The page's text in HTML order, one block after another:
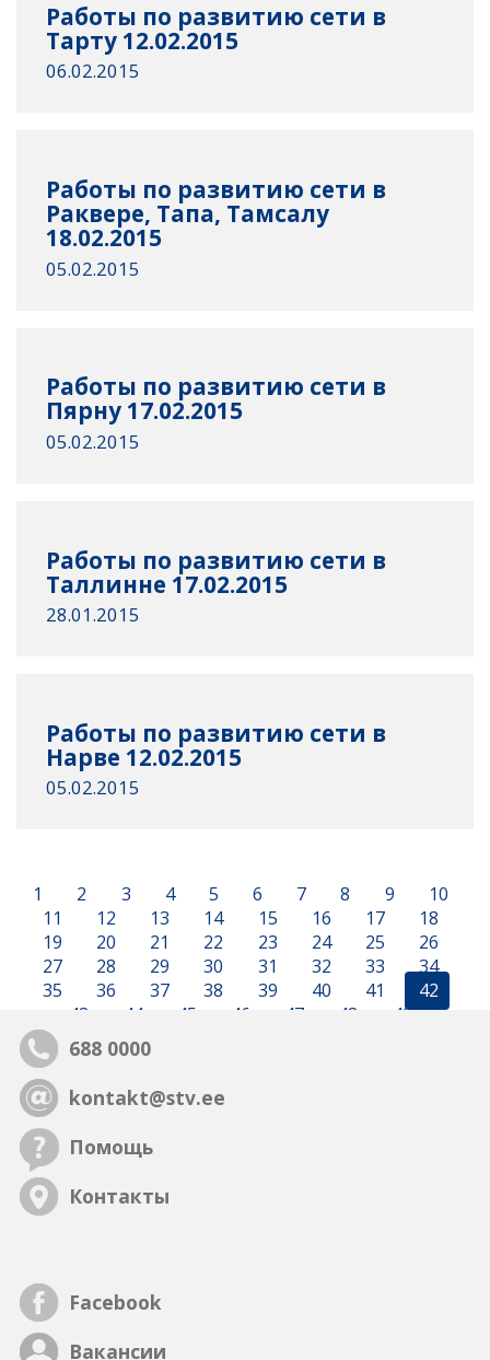
Работы по развитию сети в
Тарту 12.02.2015
06.02.2015
Работы по развитию сети в
Раквере, Тапа, Тамсалу
18.02.2015
05.02.2015
Работы по развитию сети в
Пярну 17.02.2015
05.02.2015
Работы по развитию сети в
Таллинне 17.02.2015
28.01.2015
Работы по развитию сети в
Нарве 12.02.2015
05.02.2015
1 2 3 4 5 6 7 8 9
10
11
12 13 14 15 16 17
18
19
20 21 22 23 24 25
26
27
28 29 30 31 32 33
34
35
36 37 38 39 40 41
42
43
44 45 46 47 48 49
688 0000
kontakt@stv.ee
Помощь
Контакты
Facebook
Вакансии